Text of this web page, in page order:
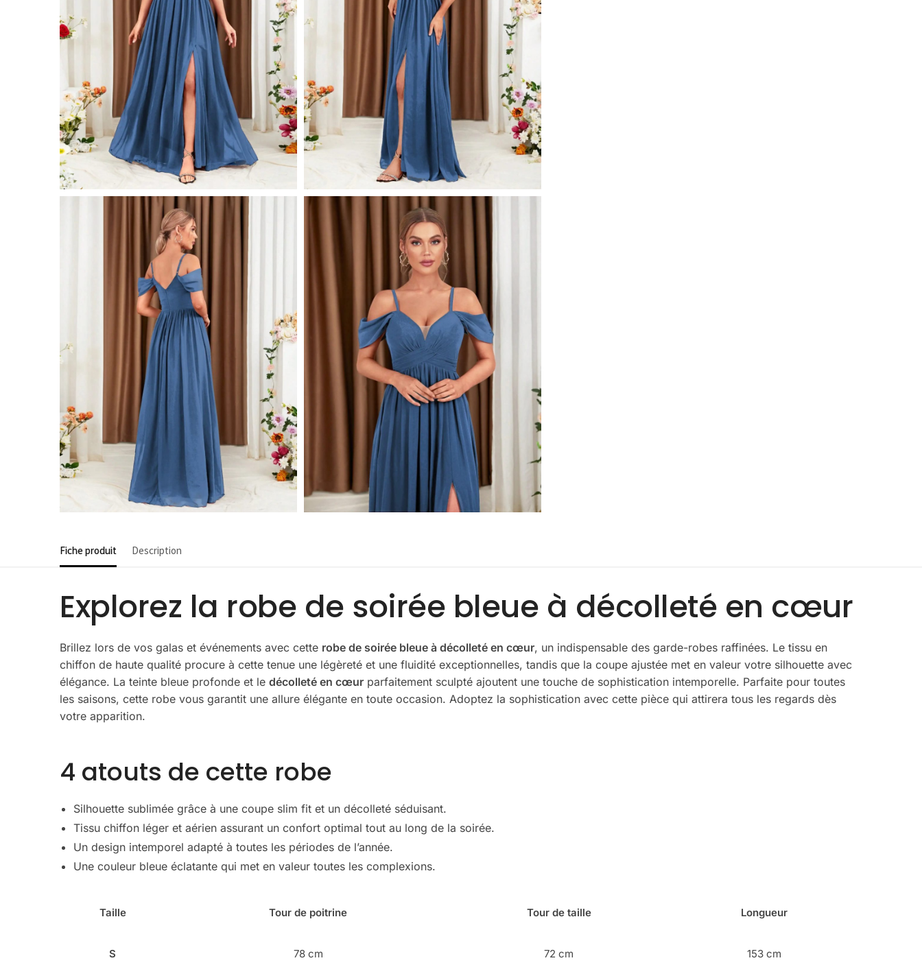
Fiche produit Description
Explorez la robe de soirée bleue à décolleté en cœur
Brillez lors de vos galas et événements avec cette robe de soirée bleue à décolleté en cœur, un indispensable des garde-robes raffinées. Le tissu en
chiffon de haute qualité procure à cette tenue une légèreté et une fluidité exceptionnelles, tandis que la coupe ajustée met en valeur votre silhouette avec
élégance. La teinte bleue profonde et ledécolleté en cœur parfaitement sculpté ajoutent une touche de sophistication intemporelle. Parfaite pour toutes
les saisons, cette robe vous garantit une allure élégante en toute occasion. Adoptez la sophistication avec cette pièce qui attirera tous les regards dès
votre apparition.
4 atouts de cette robe
Silhouette sublimée grâce à une coupe slim fit et un décolleté séduisant.
Tissu chiffon léger et aérien assurant un confort optimal tout au long de la soirée.
Un design intemporel adapté à toutes les périodes de l’année.
Une couleur bleue éclatante qui met en valeur toutes les complexions.
Taille Tour de poitrine Tour de taille Longueur
S 78 cm 72 cm 153 cm